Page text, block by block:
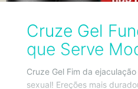
Cruze Gel
que Serve
Cruze Gel Fim da
sexual! Ereções mais